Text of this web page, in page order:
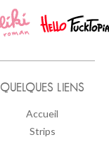
QUELQUES LIENS
Accueil
Strips